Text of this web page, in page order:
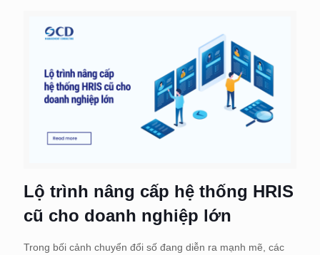
Lộ trình nâng cấp hệ thống HRIS
cũ cho doanh nghiệp lớn
Trong bối cảnh chuyển đổi số đang diễn ra mạnh mẽ, các